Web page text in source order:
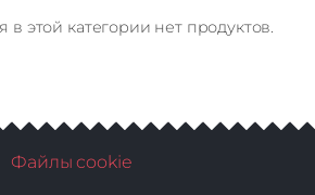
этой категории нет продуктов.
Файлы cookie